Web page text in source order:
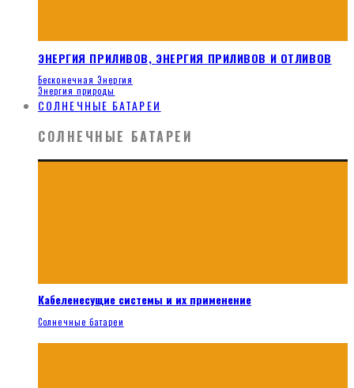
ЭНЕРГИЯ ПРИЛИВОВ, ЭНЕРГИЯ ПРИЛИВОВ И ОТЛИВОВ
Бесконечная Энергия
Энергия природы
СОЛНЕЧНЫЕ БАТАРЕИ
СОЛНЕЧНЫЕ БАТАРЕИ
Кабеленесущие системы и их применение
Солнечные батареи